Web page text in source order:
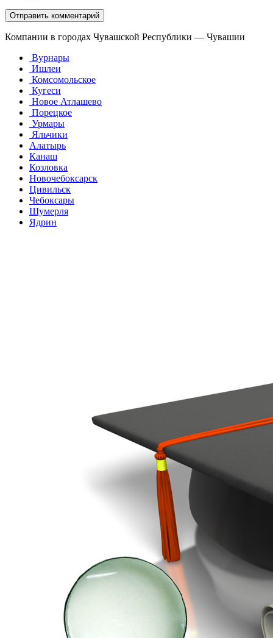
Компании в городах Чувашской Республики — Чувашии
Вурнары
Ишлеи
Комсомольское
Кугеси
Новое Атлашево
Порецкое
Урмары
Яльчики
Алатырь
Канаш
Козловка
Новочебоксарск
Цивильск
Чебоксары
Шумерля
Ядрин